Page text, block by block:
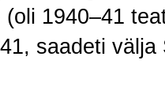
(oli 1940–41
saadeti välja